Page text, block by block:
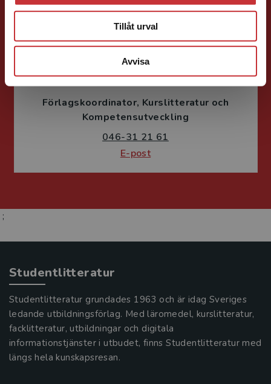
Tillåt urval
Avvisa
Susanne Borg-Törn
Förlagskoordinator Kurslitteratur och
Kompetensutveckling
046-31 21 61
E-post
;
Studentlitteratur
Studentlitteratur grundades 1963 och är idag Sveriges
ledande utbildningsförlag. Med läromedel, kurslitteratur,
facklitteratur, utbildningar och digitala
informationstjänster i utbudet, finns Studentlitteratur med
längs hela kunskapsresan.